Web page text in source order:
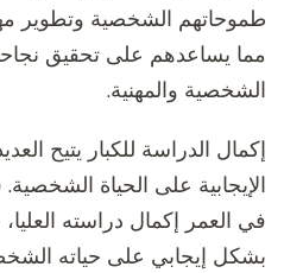
طموحاتهم الشخصية وتطوير
مما يساعدهم على تحقيق
الشخصية والمهنية.
إكمال الدراسة للكبار يتيح
الإيجابية على الحياة
في العمر إكمال دراسته
بشكل إيجابي على حياته